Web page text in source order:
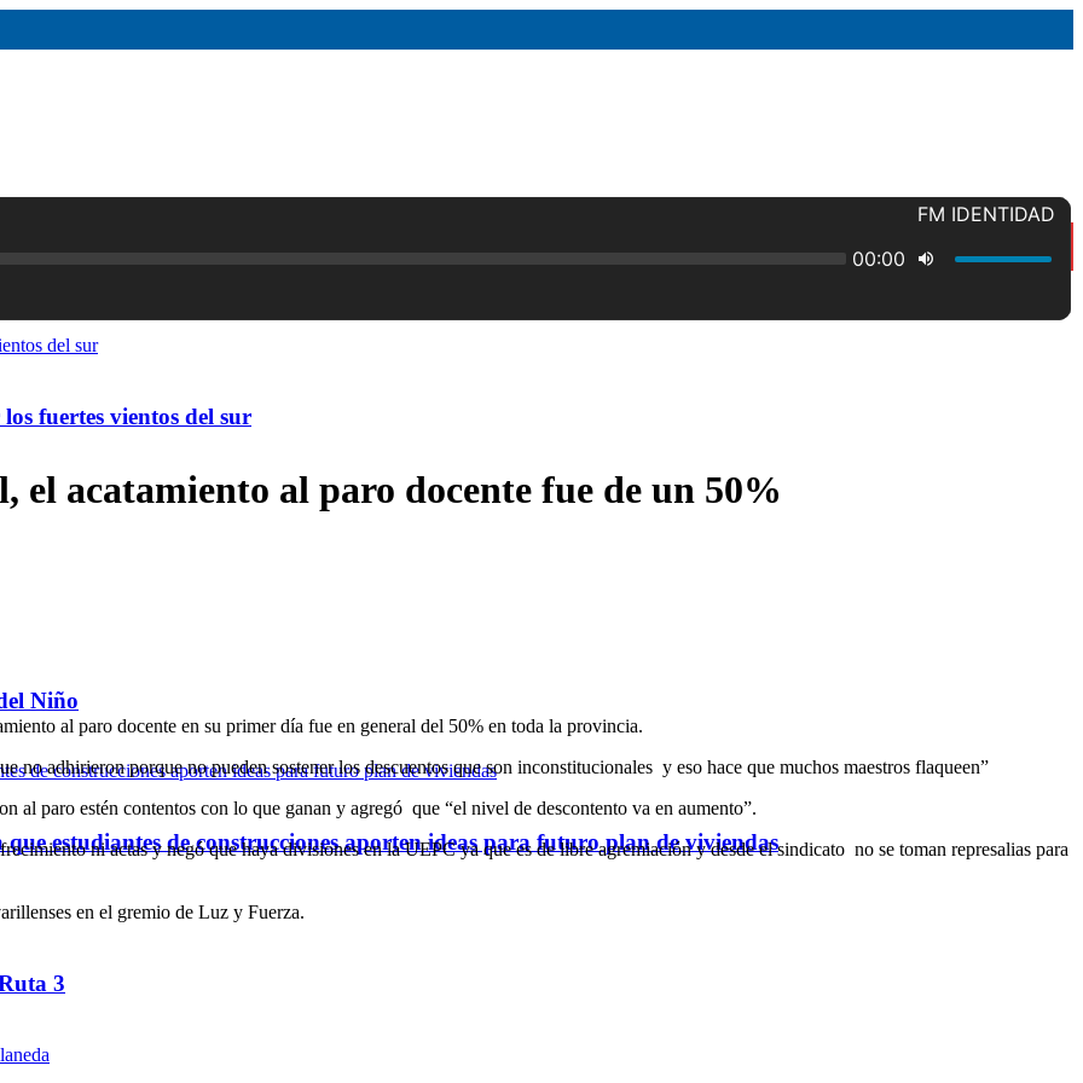
fuertes vientos del sur
Niño
estudiantes de construcciones aporten ideas para futuro plan de viviendas
3
el acatamiento al paro docente fue de un 50%
al paro docente en su primer día fue en general del 50% en toda la provincia.
no adhirieron porque no pueden sostener los descuentos que son inconstitucionales y eso hace que muchos maestros flaqueen”
al paro estén contentos con lo que ganan y agregó que “el nivel de descontento va en aumento”.
ni actas y negó que haya divisiones en la UEPC ya que es de libre agremiación y desde el sindicato no se toman represalias para
en el gremio de Luz y Fuerza.